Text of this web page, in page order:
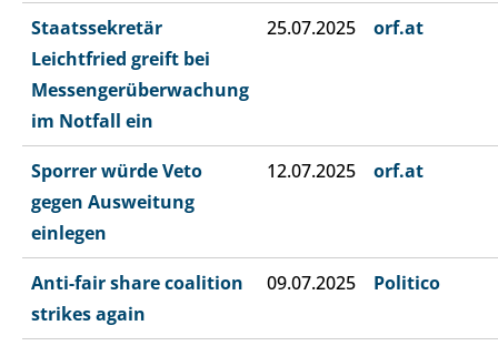
Staatssekretär
Leichtfried greift bei
Messengerüberwachung
im Notfall ein
25.07.2025 orf.at
Sporrer würde Veto
gegen Ausweitung
einlegen
12.07.2025 orf.at
Anti-fair share coalition
strikes again
09.07.2025 Politico